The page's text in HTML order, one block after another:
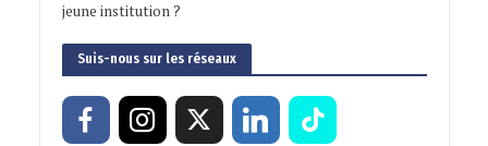
jeune institution ?
Suis-nous sur les réseaux